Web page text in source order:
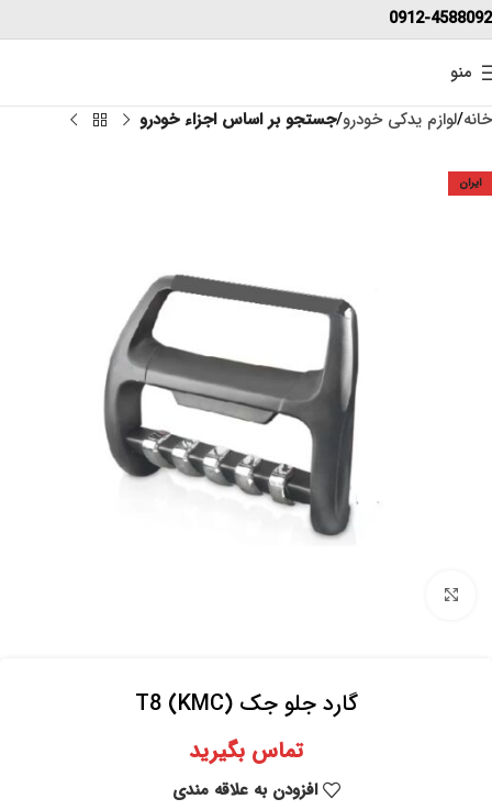
0912-4588092
منو
خانه لوازم یدکی خودرو جستجو بر اساس اجزاء خودرو
ایران
گارد جلو جک (KMC) T8
تماس بگیرید
افزودن به علاقه مندی